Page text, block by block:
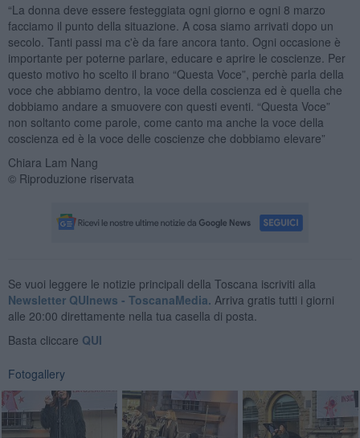
“La donna deve essere festeggiata ogni giorno e ogni 8 marzo
facciamo il punto della situazione. A cosa siamo arrivati dopo un
secolo. Tanti passi ma c'è da fare ancora tanto. Ogni occasione è
importante per poterne parlare, educare e aprire le coscienze. Per
questo motivo ho scelto il brano “Questa Voce”, perchè parla della
voce che abbiamo dentro, la voce della coscienza ed è quella che
dobbiamo andare a smuovere con questi eventi. “Questa Voce”
non soltanto come parole, come canto ma anche la voce della
coscienza ed è la voce delle coscienze che dobbiamo elevare”
Chiara Lam Nang
© Riproduzione riservata
Se vuoi leggere le notizie principali della Toscana iscriviti alla
Newsletter QUInews - ToscanaMedia. Arriva gratis tutti i giorni
alle 20:00 direttamente nella tua casella di posta.
Basta cliccare QUI
Fotogallery